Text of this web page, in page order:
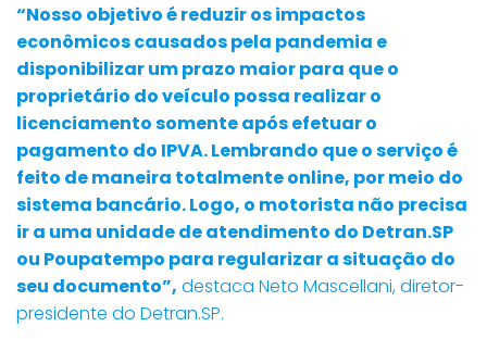
“Nosso objetivo é reduzir os impactos
econômicos causados pela pandemia e
disponibilizar um prazo maior para que o
proprietário do veículo possa realizar o
licenciamento somente após efetuar o
pagamento do IPVA. Lembrando que o serviço é
feito de maneira totalmente online, por meio do
sistema bancário. Logo, o motorista não precisa
ir a uma unidade de atendimento do Detran.SP
ou Poupatempo para regularizar a situação do
seu documento”, destaca Neto Mascellani, diretor-
presidente do Detran.SP.